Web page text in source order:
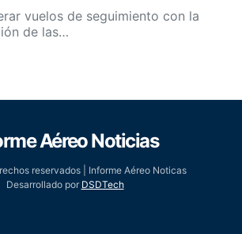
vuelos de seguimiento con la
de las…
Aéreo Noticias
reservados | Informe Aéreo Noticas
Desarrollado por DSDTech